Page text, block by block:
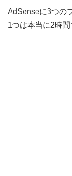
AdSenseに3つの
1つは本当に2時間